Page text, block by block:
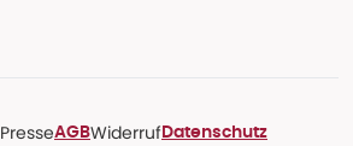
PresseAGBWiderruf Datenschutz